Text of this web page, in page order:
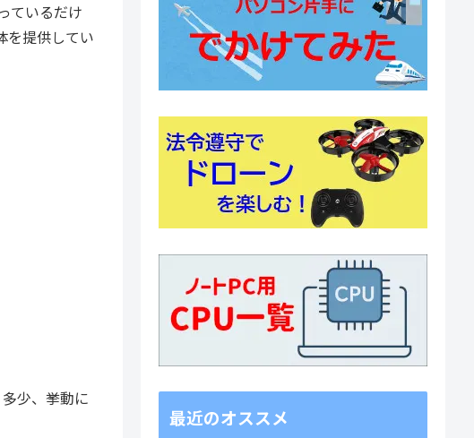
ているだけ
を提供してい
少、挙動に
最近のオススメ